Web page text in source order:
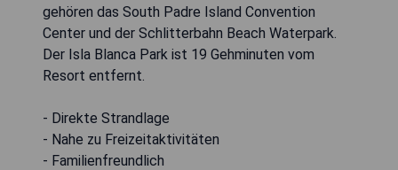
gehören das South Padre Island Convention
Center und der Schlitterbahn Beach Waterpark.
Der Isla Blanca Park ist 19 Gehminuten vom
Resort entfernt.
- Direkte Strandlage
- Nahe zu Freizeitaktivitäten
- Familienfreundlich